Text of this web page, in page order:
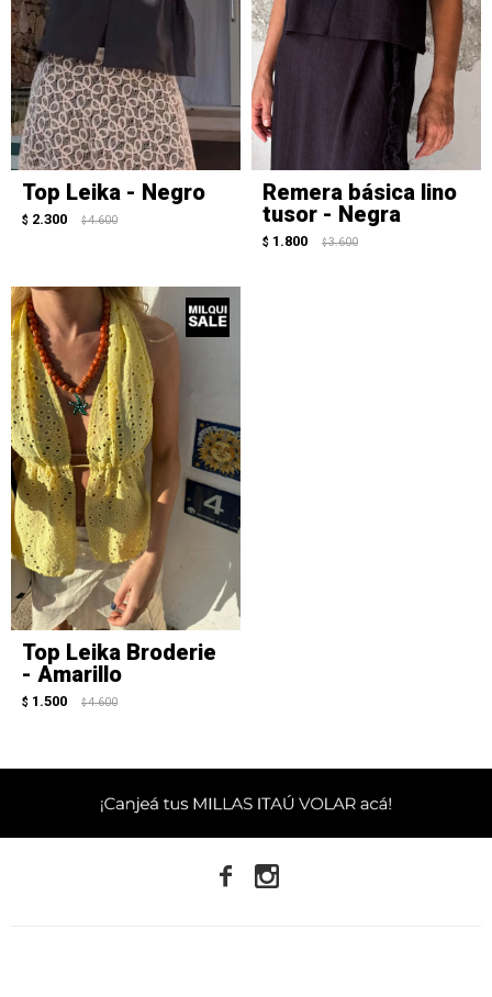
Top Leika - Negro
$ 2.300 $ 4.600
Remera básica lino
tusor - Negra
$ 1.800 $ 3.600
Top Leika Broderie
- Amarillo
$ 1.500 $ 4.600
 